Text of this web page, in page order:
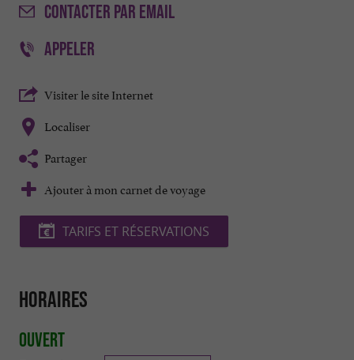
CONTACTER PAR EMAIL
APPELER
Visiter le site Internet
Localiser
Partager
Ajouter à mon carnet de voyage
TARIFS ET RÉSERVATIONS
Horaires
Ouvert